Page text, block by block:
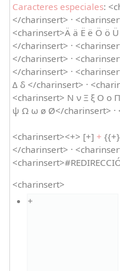
Caracteres especiales:
</charinsert> ·
<charinsert>Ä ä Ë ë Ö ö
</charinsert> ·
</charinsert> ·
</charinsert> ·
Δ δ </charinsert> ·
<charinsert> Ν ν Ξ ξ Ο ο
ψ Ω ω ø Ø</charinsert> ·
<charinsert><+> [+] +
</charinsert> ·
<charinsert>
+